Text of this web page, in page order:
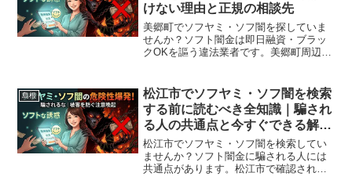
けない理由と正規の相談先
美郷町でソフヤミ・ソフ闇を探していま
せんか？ソフト闇金は即日融資・ブラッ
クOKを謳う違法業者です。美郷町周辺で
読みください。
島根
松江市でソフヤミ・ソフ闇を検索
する前に読むべき全知識｜騙され
る人の共通点と今すぐできる解決
策
松江市でソフヤミ・ソフ闇を検索してい
ませんか？ソフト闇金に騙される人には
共通点があります。松江市で確認されて